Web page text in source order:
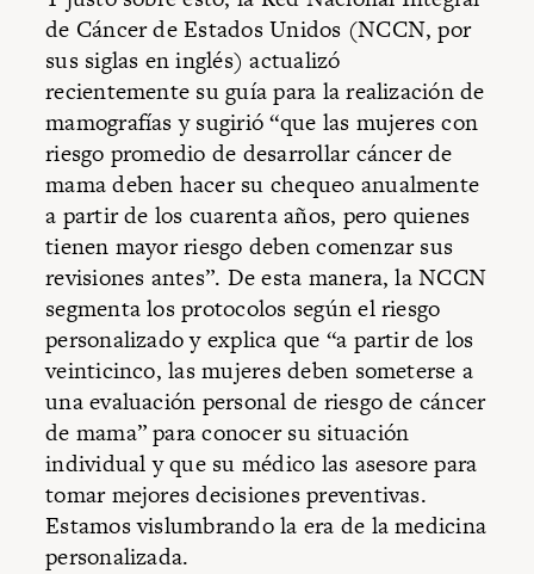
de Cáncer de Estados Unidos (NCCN, por
sus siglas en inglés) actualizó
recientemente su guía para la realización de
mamografías y sugirió “que las mujeres con
riesgo promedio de desarrollar cáncer de
mama deben hacer su chequeo anualmente
a partir de los cuarenta años, pero quienes
tienen mayor riesgo deben comenzar sus
revisiones antes”. De esta manera, la NCCN
segmenta los protocolos según el riesgo
personalizado y explica que “a partir de los
veinticinco, las mujeres deben someterse a
una evaluación personal de riesgo de cáncer
de mama” para conocer su situación
individual y que su médico las asesore para
tomar mejores decisiones preventivas.
Estamos vislumbrando la era de la medicina
personalizada.